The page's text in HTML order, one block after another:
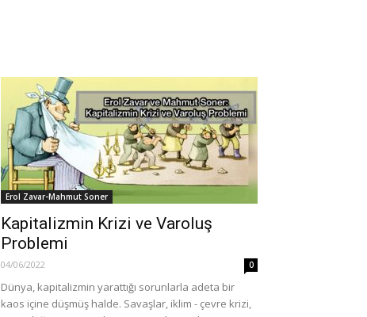
Erol Zavar-Mahmut Soner
Kapitalizmin Krizi ve Varoluş
Problemi
04/06/2022 0
Dünya, kapitalizmin yarattığı sorunlarla adeta bir
kaos içine düşmüş halde. Savaşlar, iklim - çevre krizi,